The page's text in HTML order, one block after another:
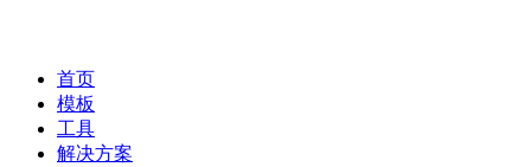
首页
模板
工具
解决方案